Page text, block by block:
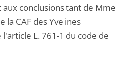
conclusions tant de Mme
la CAF des Yvelines
L. 761-1 du code de